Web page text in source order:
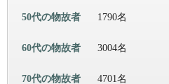
50代の物故者 1790名
60代の物故者 3004名
70代の物故者 4701名